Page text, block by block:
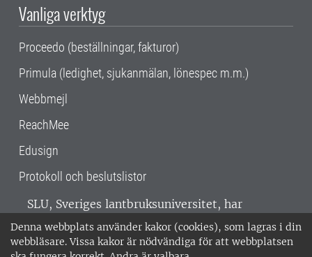
Denna webbplats använder kakor (cookies), som lagras i din
webbläsare. Vissa kakor är nödvändiga för att webbplatsen
Vanliga verktyg
Proceedo (beställningar, fakturor)
Primula (ledighet, sjukanmälan, lönespec m.m.)
Webbmejl
ReachMee
Edusign
Protokoll och beslutslistor
SLU, Sveriges lantbruksuniversitet, har
verksamhet över hela Sverige. Huvudorter är
Alnarp, Uppsala och Umeå.SLU är
miljöcertifierat enligt ISO 14001. •